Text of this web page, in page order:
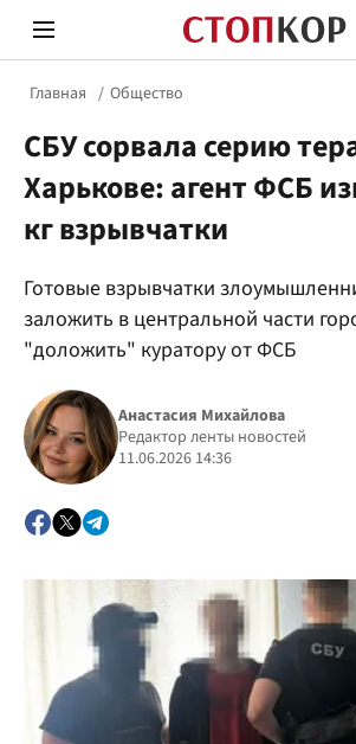
Политика
Главная Общество
СБУ сорвала серию
Харькове: агент ФСБ
кг взрывчатки
Готовые взрывчатки
заложить в центральной части
"доложить" куратору от ФСБ
Анастасия Михайлова
Редактор ленты новостей
11.06.2026 14:36